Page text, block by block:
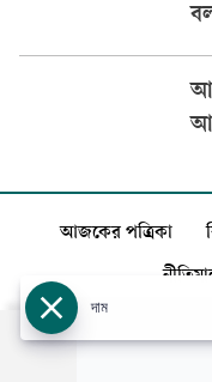
আজকের পত্রিকা
দাম